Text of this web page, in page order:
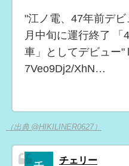
"江ノ電、47年前デ
月中旬に運行終了 「
車」としてデビュー"
7Veo9Dj2/XhN…
（出典 @HIKILINER0627）
チェリー